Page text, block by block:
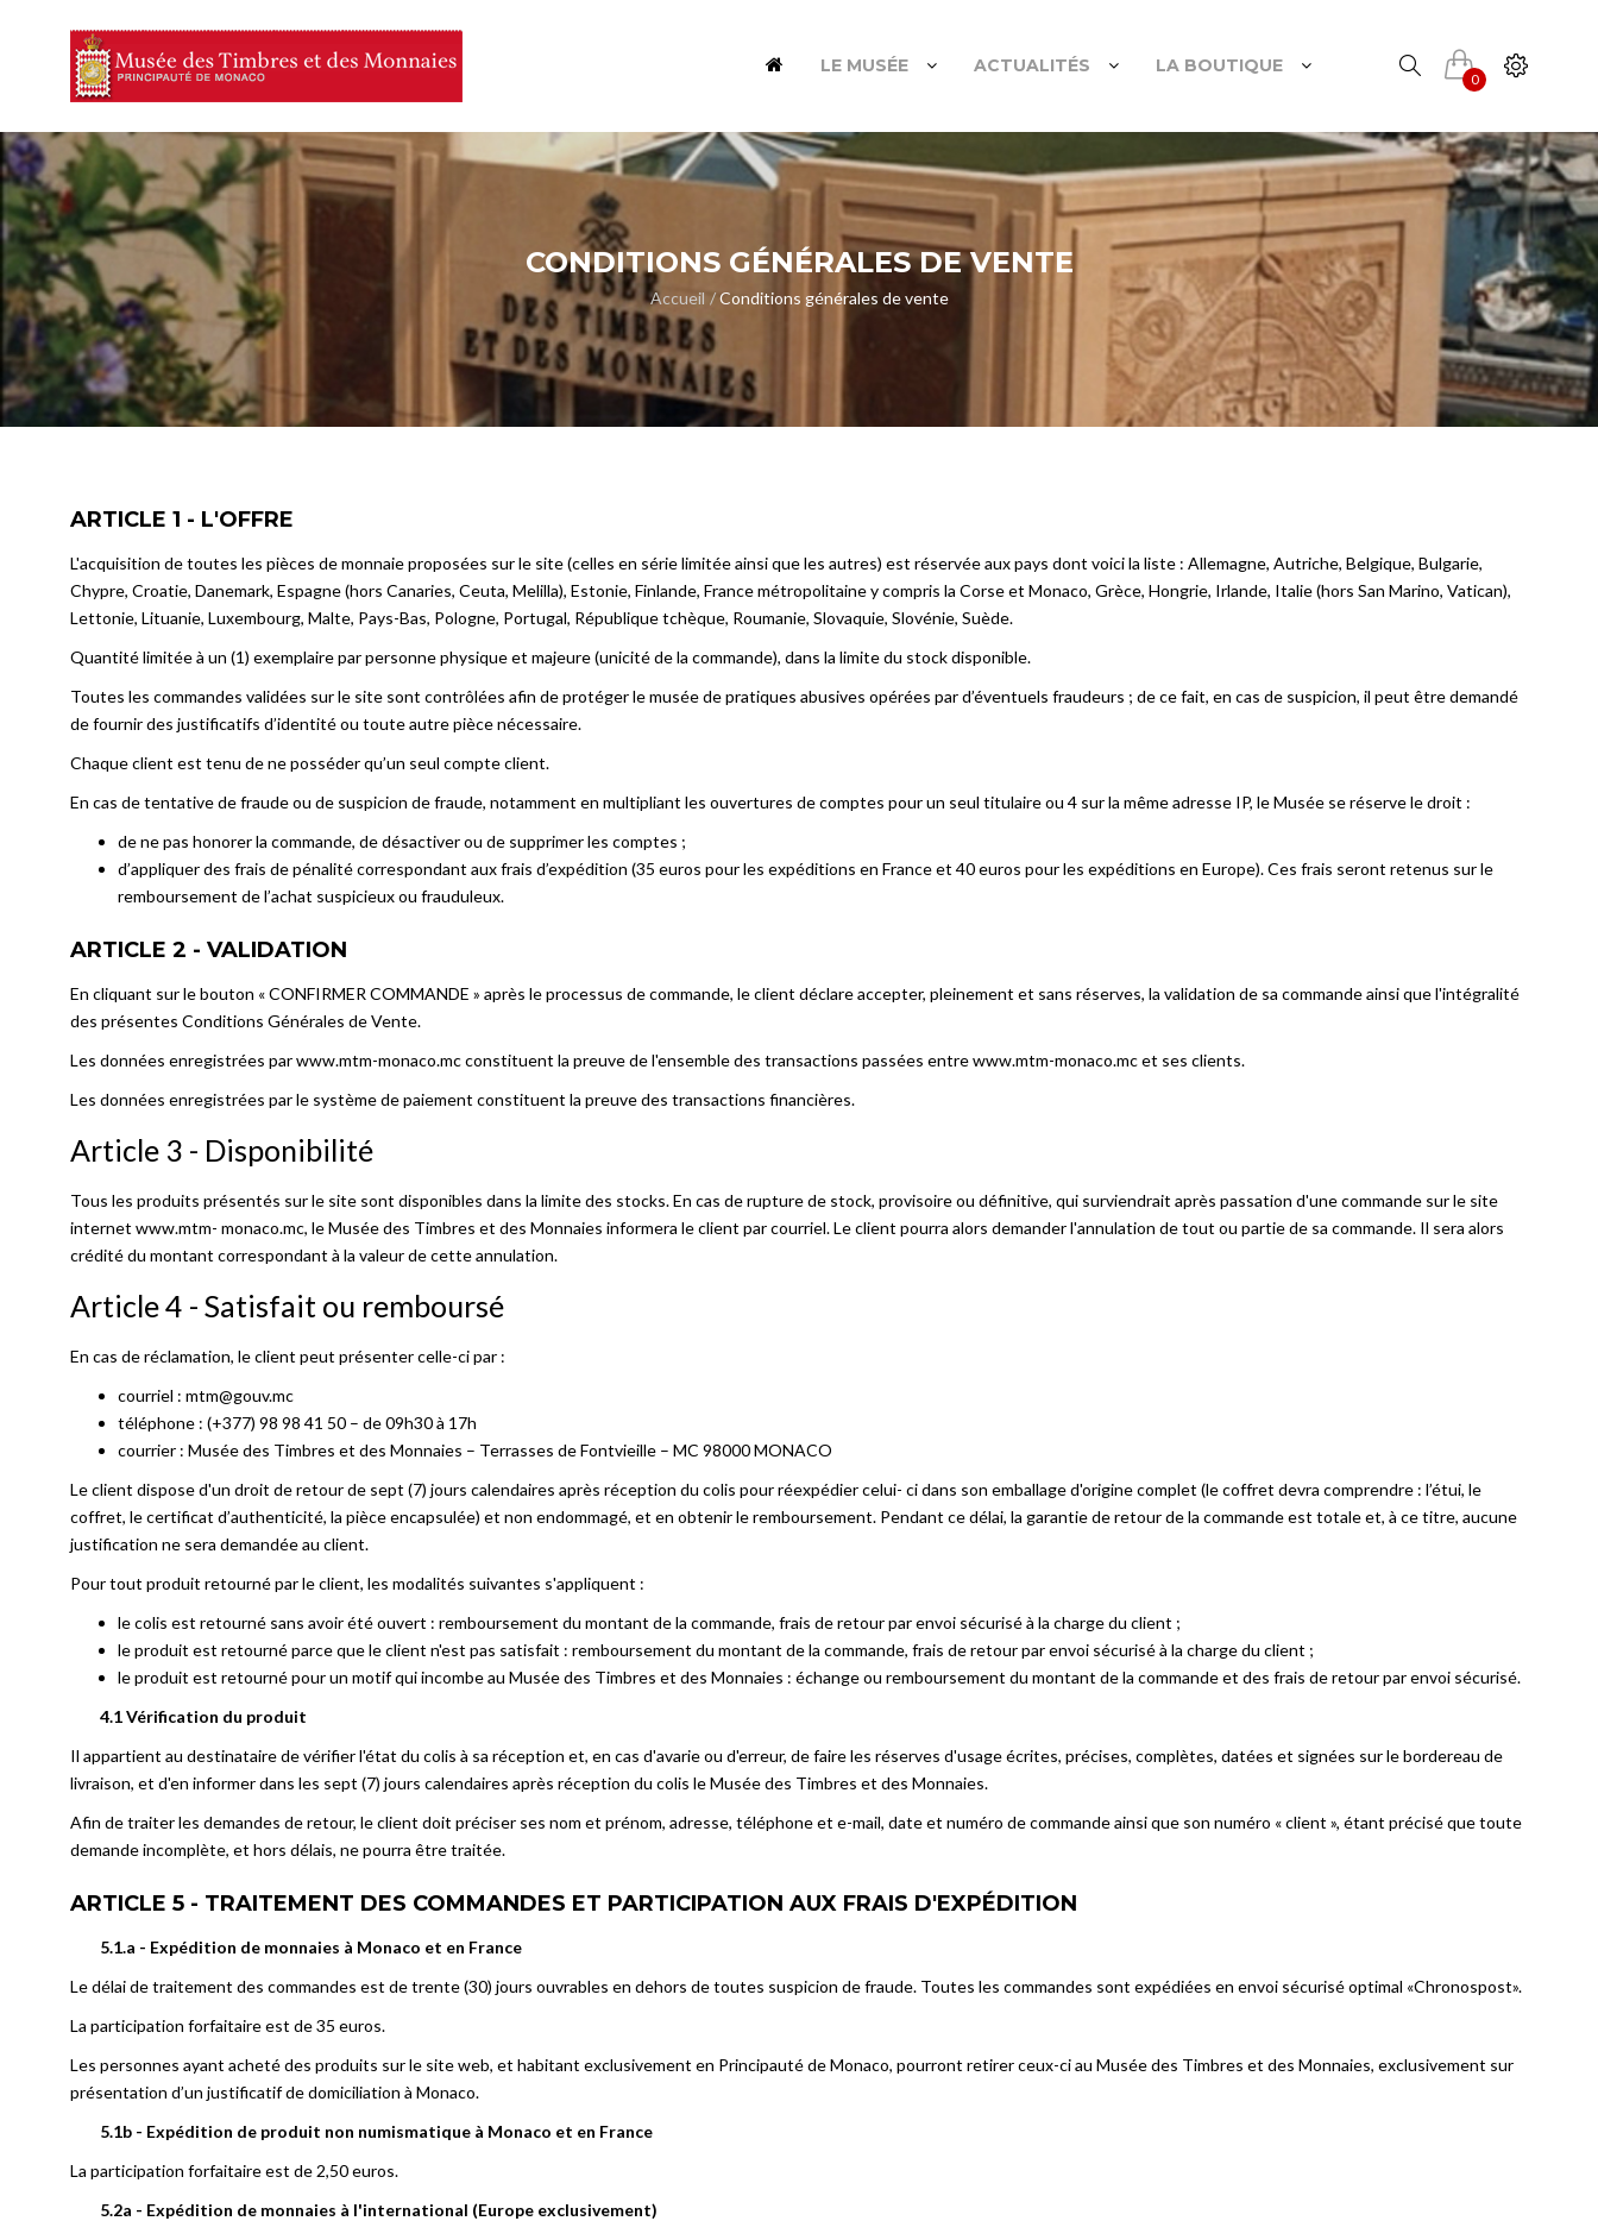
0
LE MUSÉE ACTUALITÉS LA BOUTIQUE
CONDITIONS GÉNÉRALES DE VENTE
Accueil Conditions générales de vente
ARTICLE 1 - L'OFFRE
L'acquisition de toutes les pièces de monnaie proposées sur le site (celles en série limitée ainsi que les autres) est réservée aux pays dont voici la liste : Allemagne, Autriche, Belgique, Bulgarie,
Chypre, Croatie, Danemark, Espagne (hors Canaries, Ceuta, Melilla), Estonie, Finlande, France métropolitaine y compris la Corse et Monaco, Grèce, Hongrie, Irlande, Italie (hors San Marino, Vatican),
Lettonie, Lituanie, Luxembourg, Malte, Pays-Bas, Pologne, Portugal, République tchèque, Roumanie, Slovaquie, Slovénie, Suède.
Quantité limitée à un (1) exemplaire par personne physique et majeure (unicité de la commande), dans la limite du stock disponible.
Toutes les commandes validées sur le site sont contrôlées afin de protéger le musée de pratiques abusives opérées par d’éventuels fraudeurs ; de ce fait, en cas de suspicion, il peut être demandé
de fournir des justificatifs d’identité ou toute autre pièce nécessaire.
Chaque client est tenu de ne posséder qu’un seul compte client.
En cas de tentative de fraude ou de suspicion de fraude, notamment en multipliant les ouvertures de comptes pour un seul titulaire ou 4 sur la même adresse IP, le Musée se réserve le droit :
de ne pas honorer la commande, de désactiver ou de supprimer les comptes ;
d’appliquer des frais de pénalité correspondant aux frais d’expédition (35 euros pour les expéditions en France et 40 euros pour les expéditions en Europe). Ces frais seront retenus sur le
remboursement de l’achat suspicieux ou frauduleux.
ARTICLE 2 - VALIDATION
En cliquant sur le bouton « CONFIRMER COMMANDE » après le processus de commande, le client déclare accepter, pleinement et sans réserves, la validation de sa commande ainsi que l'intégralité
des présentes Conditions Générales de Vente.
Les données enregistrées par www.mtm-monaco.mc constituent la preuve de l'ensemble des transactions passées entre www.mtm-monaco.mc et ses clients.
Les données enregistrées par le système de paiement constituent la preuve des transactions financières.
Article 3 - Disponibilité
Tous les produits présentés sur le site sont disponibles dans la limite des stocks. En cas de rupture de stock, provisoire ou définitive, qui surviendrait après passation d'une commande sur le site
internet www.mtm- monaco.mc, le Musée des Timbres et des Monnaies informera le client par courriel. Le client pourra alors demander l'annulation de tout ou partie de sa commande. Il sera alors
crédité du montant correspondant à la valeur de cette annulation.
Article 4 - Satisfait ou remboursé
En cas de réclamation, le client peut présenter celle-ci par :
courriel : mtm@gouv.mc
téléphone : (+377) 98 98 41 50 – de 09h30 à 17h
courrier : Musée des Timbres et des Monnaies – Terrasses de Fontvieille – MC 98000 MONACO
Le client dispose d'un droit de retour de sept (7) jours calendaires après réception du colis pour réexpédier celui- ci dans son emballage d'origine complet (le coffret devra comprendre : l’étui, le
coffret, le certificat d’authenticité, la pièce encapsulée) et non endommagé, et en obtenir le remboursement. Pendant ce délai, la garantie de retour de la commande est totale et, à ce titre, aucune
justification ne sera demandée au client.
Pour tout produit retourné par le client, les modalités suivantes s'appliquent :
le colis est retourné sans avoir été ouvert : remboursement du montant de la commande, frais de retour par envoi sécurisé à la charge du client ;
le produit est retourné parce que le client n'est pas satisfait : remboursement du montant de la commande, frais de retour par envoi sécurisé à la charge du client ;
le produit est retourné pour un motif qui incombe au Musée des Timbres et des Monnaies : échange ou remboursement du montant de la commande et des frais de retour par envoi sécurisé.
4.1 Vérification du produit
Il appartient au destinataire de vérifier l'état du colis à sa réception et, en cas d'avarie ou d'erreur, de faire les réserves d'usage écrites, précises, complètes, datées et signées sur le bordereau de
livraison, et d'en informer dans les sept (7) jours calendaires après réception du colis le Musée des Timbres et des Monnaies.
Afin de traiter les demandes de retour, le client doit préciser ses nom et prénom, adresse, téléphone et e-mail, date et numéro de commande ainsi que son numéro « client », étant précisé que toute
demande incomplète, et hors délais, ne pourra être traitée.
ARTICLE 5 - TRAITEMENT DES COMMANDES ET PARTICIPATION AUX FRAIS D'EXPÉDITION
5.1.a - Expédition de monnaies à Monaco et en France
Le délai de traitement des commandes est de trente (30) jours ouvrables en dehors de toutes suspicion de fraude. Toutes les commandes sont expédiées en envoi sécurisé optimal «Chronospost».
La participation forfaitaire est de 35 euros.
Les personnes ayant acheté des produits sur le site web, et habitant exclusivement en Principauté de Monaco, pourront retirer ceux-ci au Musée des Timbres et des Monnaies, exclusivement sur
présentation d’un justificatif de domiciliation à Monaco.
5.1b - Expédition de produit non numismatique à Monaco et en France
La participation forfaitaire est de 2,50 euros.
5.2a - Expédition de monnaies à l'international (Europe exclusivement)